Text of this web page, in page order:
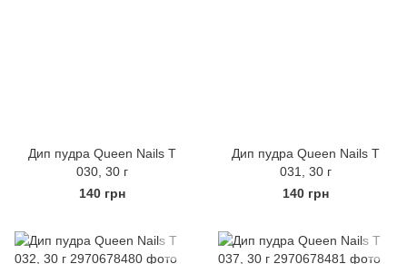
Дип пудра Queen Nails Т
030, 30 г
140 грн
Дип пудра Queen Nails Т
031, 30 г
140 грн